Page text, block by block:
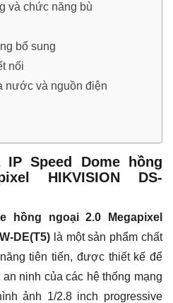
và chức năng bù
bổ sung
nối
nước và nguồn điện
Speed Dome hồng
HIKVISION DS-
hồng ngoại 2.0 Megapixel
DE(T5)là một sản phẩm chất
tiên tiến, được thiết kế để
ninh của các hệ thống mạng
ảnh 1/2.8 inch progressive